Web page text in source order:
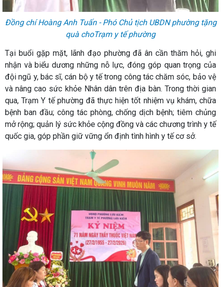
Đồng chí Hoàng Anh Tuấn - Phó Chủ tịch UBDN phường tặng
quà choTrạm y tế phường
Tại buổi gặp mặt, lãnh đạo phường đã ân cần thăm hỏi, ghi
nhận và biểu dương những nỗ lực, đóng góp quan trọng của
đội ngũ y, bác sĩ, cán bộ y tế trong công tác chăm sóc, bảo vệ
và nâng cao sức khỏe Nhân dân trên địa bàn. Trong thời gian
qua, Trạm Y tế phường đã thực hiện tốt nhiệm vụ khám, chữa
bệnh ban đầu; công tác phòng, chống dịch bệnh; tiêm chủng
mở rộng; quản lý sức khỏe cộng đồng và các chương trình y tế
quốc gia, góp phần giữ vững ổn định tình hình y tế cơ sở.